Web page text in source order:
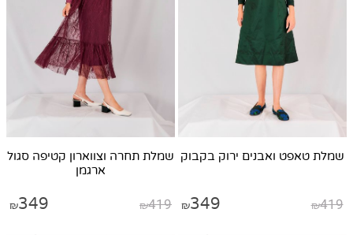
שמלת טאפט ואבנים ירוק בקבוק
₪419
₪349
שמלת תחרה וצווארון קטיפה סגול
ארגמן
₪419
₪349